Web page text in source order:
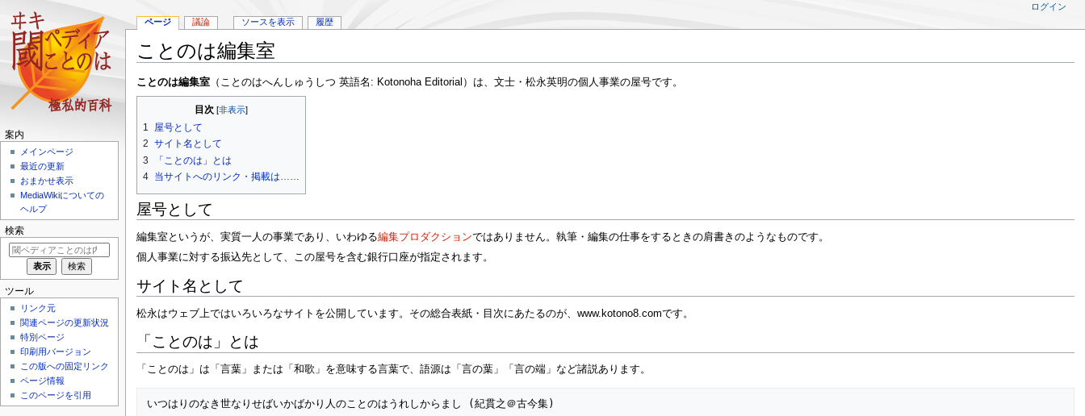
ことのは編集室
ナ
ビ
ー
シ
ョ
ン
移
動
検
索
移
動
ことのは編集室（ことのはへんしゅうしつ 英語名: Kotonoha Editorial）は、文士・松永英明の個人事業の屋号です。
目次
1
屋号として
2 サイト名として
3
「ことのは」とは
4 当サイトへのリンク・掲載は……
屋号として
編集室というが、実質一人の事業であり、いわゆる編集プロダクションではありません。執筆・編集の仕事をするときの肩書きのようなものです。
個人事業に対する振込先として、この屋号を含む銀行口座が指定されます。
サイト名として
松永はウェブ上ではいろいろなサイトを公開しています。その総合表紙・目次にあたるのが、www.kotono8.comです。
「ことのは」とは
「ことのは」は「言葉」または「和歌」を意味する言葉で、語源は「言の葉」「言の端」など諸説あります。
ページ 議論 ソースを表示 履歴
ログイン
案内
メインページ
最近の更新
おまかせ表示
MediaWikiについての
ヘルプ
検索
ツール
リンク元
関連ページの更新状況
特別ページ
印刷用バージョン
この版への固定リンク
ページ情報
このページを引用